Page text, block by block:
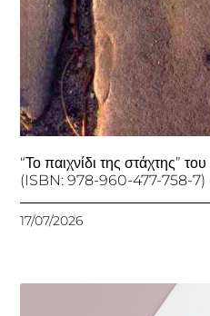
“Το παιχνίδι της στάχτης”
(ISBN: 978-960-477-758-7)
17/07/2026